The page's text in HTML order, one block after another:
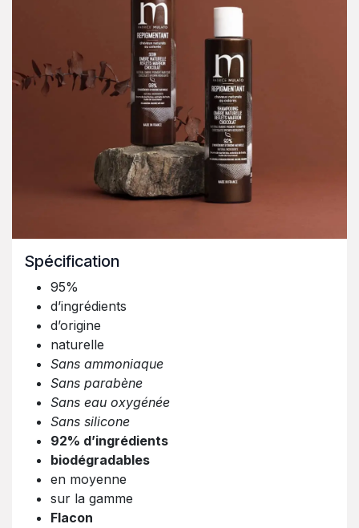
Spécification
95%
d’ingrédients
d’origine
naturelle
Sans ammoniaque
Sans parabène
Sans eau oxygénée
Sans silicone
92% d’ingrédients
biodégradables
en moyenne
sur la gamme
Flacon